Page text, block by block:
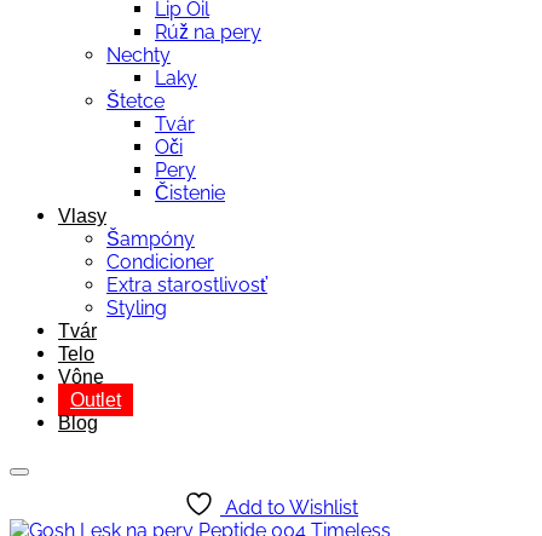
Lip Oil
Rúž na pery
Nechty
Laky
Štetce
Tvár
Oči
Pery
Čistenie
Vlasy
Šampóny
Condicioner
Extra starostlivosť
Styling
Tvár
Telo
Vône
Outlet
Blog
Add to Wishlist